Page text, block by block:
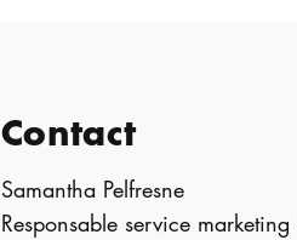
Contact
Samantha Pelfresne
Responsable service